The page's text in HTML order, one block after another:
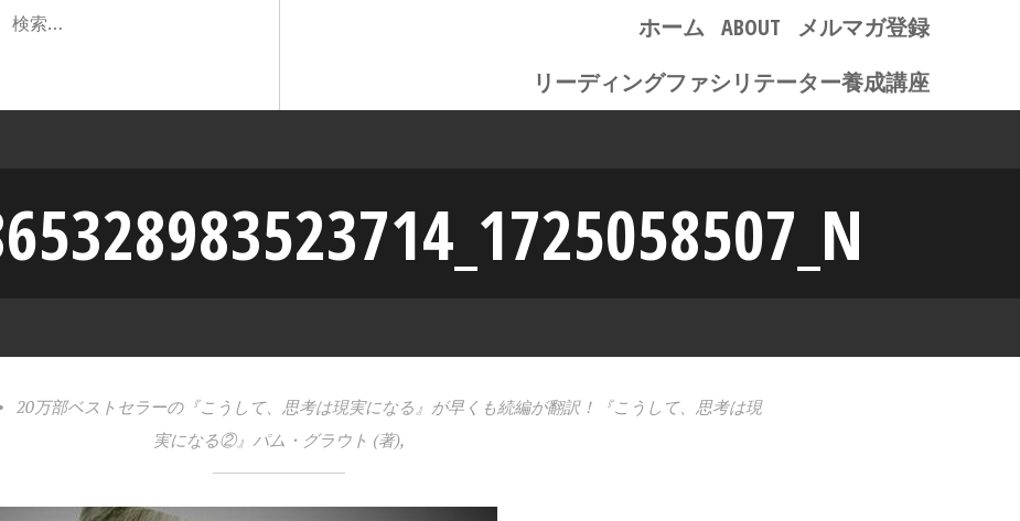
ホーム ABOUT
メルマガ登録
リーディングファシリテーター養成講座
20万部ベストセラーの『こうして、思考は現実になる』が早くも続編が翻訳！『こうして、思考は現
実になる②』パム・グラウト (著),